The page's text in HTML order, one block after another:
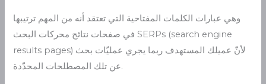
وهي عبارات الكلمات المفتاحية التي تعتقد أنه من المهم ترتيبها
في صفحات نتائج محركات البحث SERPs (search engine
results pages) لأنّ عميلك المستهدف ربما يجري عمليّات بحث
عن تلك المصطلحات المحدّدة.